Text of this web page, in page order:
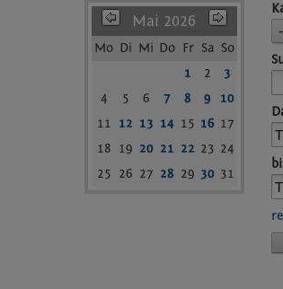
Mai 2026
Mo Di Mi Do Fr Sa So
1
2
3
4
5 6 7 8 9
10
11 12 13 14 15 16 17
18 19 20 21 22 23 24
25 26 27 28 29 30 31